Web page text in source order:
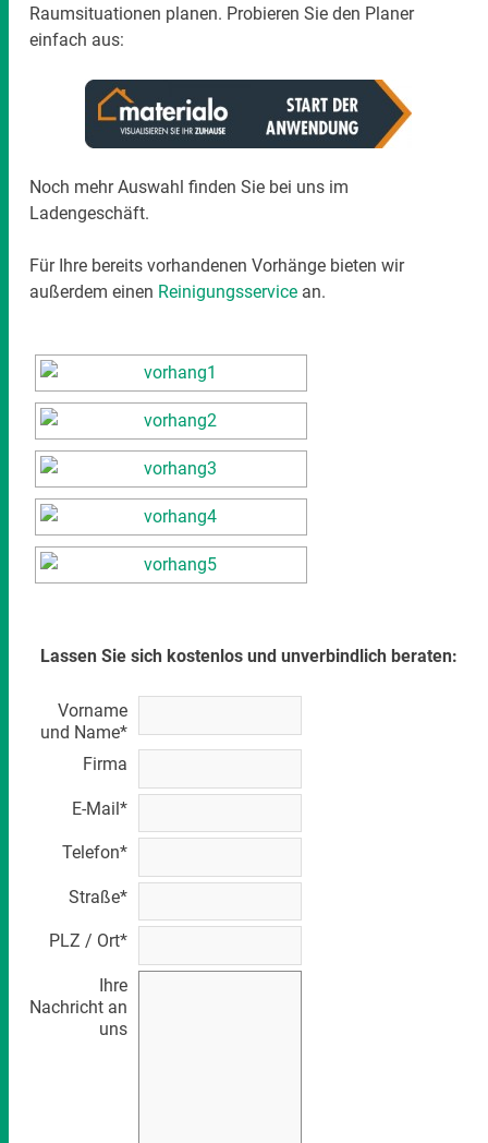
Raumsituationen planen. Probieren Sie den Planer
einfach aus:
Noch mehr Auswahl finden Sie bei uns im
Ladengeschäft.
Für Ihre bereits vorhandenen Vorhänge bieten wir
außerdem einen Reinigungsservice an.
Lassen Sie sich kostenlos und unverbindlich beraten:
Vorname
und Name*
Firma
E-Mail*
Telefon*
Straße*
PLZ / Ort*
Ihre
Nachricht an
uns